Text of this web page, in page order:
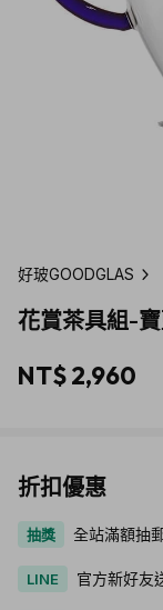
好玻GOODGLAS
花賞茶具組-
NT$ 2,960
折扣優惠
抽獎 全站滿額抽
LINE 官方新好友